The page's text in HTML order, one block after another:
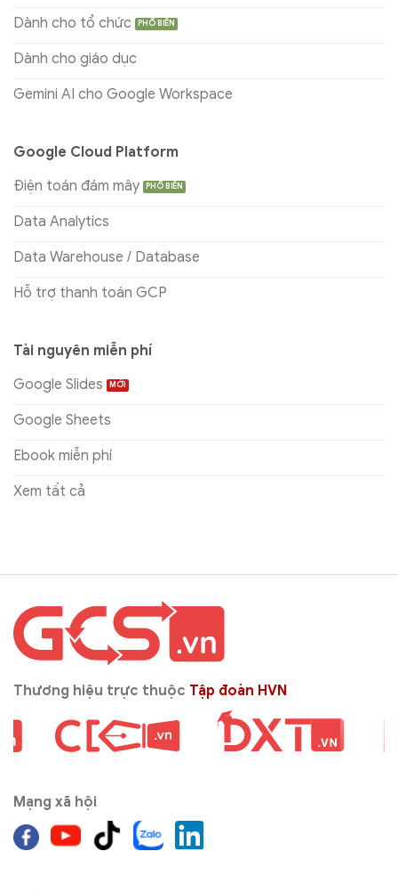
Dành cho tổ chức
Dành cho giáo dục
Gemini AI cho Google Workspace
Google Cloud Platform
Điện toán đám mây
Data Analytics
Data Warehouse / Database
Hỗ trợ thanh toán GCP
Tài nguyên miễn phí
Google Slides
Google Sheets
Ebook miễn phí
Xem tất cả
Thương hiệu trực thuộc Tập đoàn HVN
Mạng xã hội